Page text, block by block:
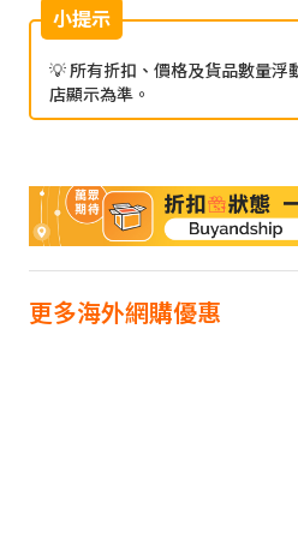
小提示
💡 所有折扣、價格及貨品數量浮
店顯示為準。
更多海外網購優惠